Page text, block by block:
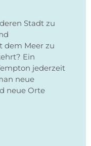
Stadt zu
dem Meer zu
Ein
jederzeit
neue
neue Orte